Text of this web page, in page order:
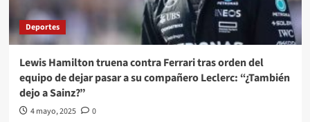
le
tiene
a
los
cárteles
que
Deportes
Lewis Hamilton truena contra Ferrari tras orden del
equipo de dejar pasar a su compañero Leclerc: “¿También
dejo a Sainz?”
4 mayo, 2025
0